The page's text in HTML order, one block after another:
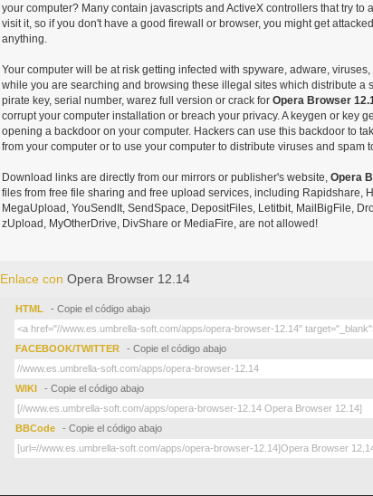
your computer? Many contain javascripts and ActiveX controllers that try to
visit it, so if you don't have a good firewall or browser, you might get
anything.
Your computer will be at risk getting infected with spyware, adware,
while you are searching and browsing these illegal sites which distribute a
pirate key, serial number, warez full version or crack for Opera Browser
corrupt your computer installation or breach your privacy. A keygen or key
opening a backdoor on your computer. Hackers can use this backdoor to
from your computer or to use your computer to distribute viruses and spam
Download links are directly from our mirrors or publisher's website, Opera
files from free file sharing and free upload services, including Rapidshare,
MegaUpload, YouSendIt, SendSpace, DepositFiles, Letitbit, MailBigFile,
zUpload, MyOtherDrive, DivShare or MediaFire, are not allowed!
Enlace con Opera Browser 12.14
HTML - Copie el código abajo
FACEBOOK/TWITTER - Copie el código abajo
WIKI - Copie el código abajo
BBCode - Copie el código abajo